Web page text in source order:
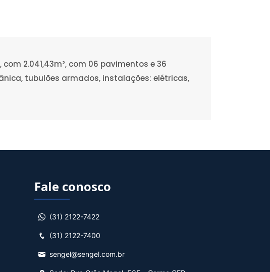
2.041,43m², com 06 pavimentos e 36
tubulões armados, instalações: elétricas,
Fale conosco
(31) 2122-7422
(31) 2122-7400
sengel@sengel.com.br